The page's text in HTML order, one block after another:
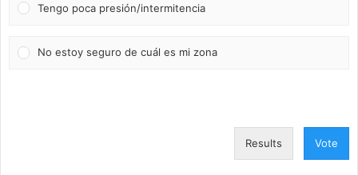
Tengo poca presión/intermitencia
No estoy seguro de cuál es mi zona
Results Vote